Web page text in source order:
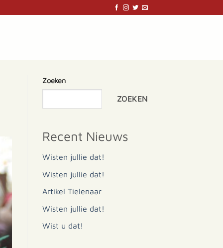
Zoeken
ZOEKEN
Recent Nieuws
Wisten jullie dat!
Wisten jullie dat!
Artikel Tielenaar
Wisten jullie dat!
Wist u dat!